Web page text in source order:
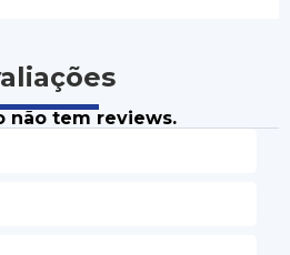
não tem reviews.